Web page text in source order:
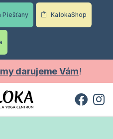
Piešťany KalokaShop
my darujeme Vám!